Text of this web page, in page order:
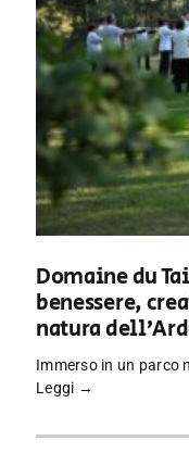
Domaine du
benessere,
natura
Immerso in un parco
Leggi →